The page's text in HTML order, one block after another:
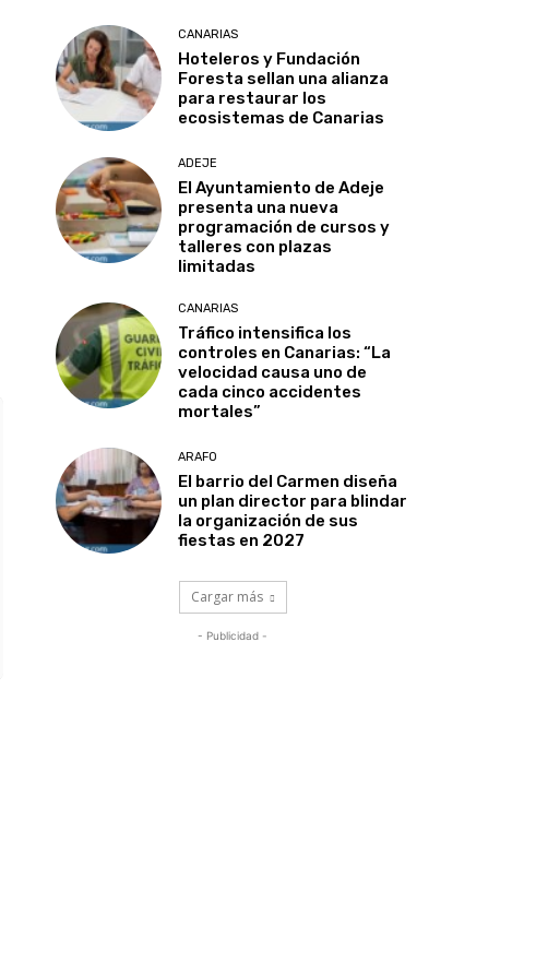
CANARIAS
Hoteleros y Fundación
Foresta sellan una alianza
para restaurar los
ecosistemas de Canarias
ADEJE
El Ayuntamiento de Adeje
presenta una nueva
programación de cursos y
talleres con plazas
limitadas
CANARIAS
Tráfico intensifica los
controles en Canarias: “La
velocidad causa uno de
cada cinco accidentes
mortales”
ARAFO
El barrio del Carmen diseña
un plan director para blindar
la organización de sus
fiestas en 2027
Cargar más
- Publicidad -